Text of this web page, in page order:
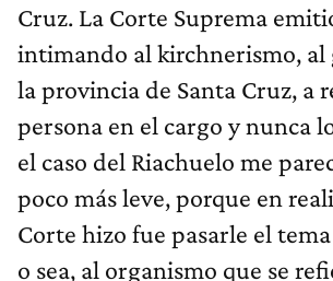
Cruz. La Corte Suprema
intimando al kirchnerismo, al
la provincia de Santa Cruz, a
persona en el cargo y nunca
el caso del Riachuelo me
poco más leve, porque en
Corte hizo fue pasarle el
o sea, al organismo que se